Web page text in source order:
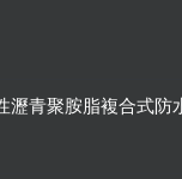
瀝青聚胺脂複合式防